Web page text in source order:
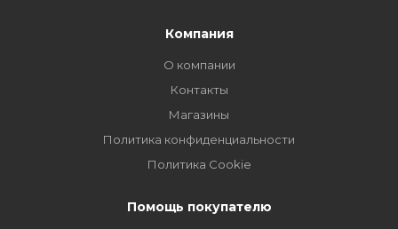
Компания
О компании
Контакты
Магазины
Политика конфиденциальности
Политика Cookie
Помощь покупателю